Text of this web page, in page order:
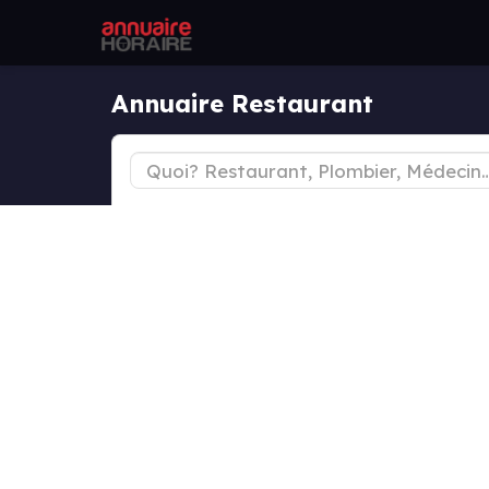
Annuaire Restaurant